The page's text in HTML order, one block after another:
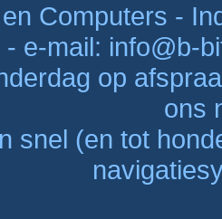
Computers -
- e-mail: info@b-
op
ons
snel (en tot